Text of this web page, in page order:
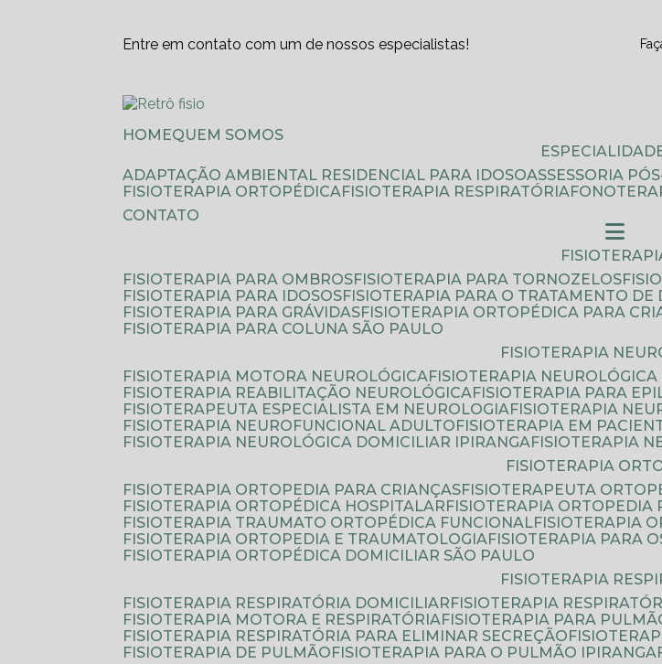
Entre em contato com um de nossos especialistas!
HOME
QUEM SOMOS
ADAPTAÇÃO AMBIENTAL RESIDENCIAL PARA IDOSO
ASSESSORIA
FISIOTERAPIA ORTOPÉDICA
FISIOTERAPIA RESPIRATÓRIA
CONTATO
FISIOTERAPIA PARA OMBROS
FISIOTERAPIA PARA TORNOZELOS
FISIOTERAPIA PARA IDOSOS
FISIOTERAPIA PARA O TRATAMENTO DE
FISIOTERAPIA PARA GRÁVIDAS
FISIOTERAPIA ORTOPÉDICA PARA
FISIOTERAPIA PARA COLUNA SÃO PAULO
FISIOTERAPIA
FISIOTERAPIA MOTORA NEUROLÓGICA
FISIOTERAPIA
FISIOTERAPIA REABILITAÇÃO NEUROLÓGICA
FISIOTERAPIA PARA
FISIOTERAPEUTA ESPECIALISTA EM NEUROLOGIA
FISIOTERAPIA
FISIOTERAPIA NEUROFUNCIONAL ADULTO
FISIOTERAPIA EM
FISIOTERAPIA NEUROLÓGICA DOMICILIAR IPIRANGA
FISIOTERAPIA
FISIOTERAPIA
FISIOTERAPIA ORTOPEDIA PARA CRIANÇAS
FISIOTERAPEUTA
FISIOTERAPIA ORTOPÉDICA HOSPITALAR
FISIOTERAPIA ORTOPEDIA
FISIOTERAPIA TRAUMATO ORTOPÉDICA FUNCIONAL
FISIOTERAPIA
FISIOTERAPIA ORTOPEDIA E TRAUMATOLOGIA
FISIOTERAPIA PARA
FISIOTERAPIA ORTOPÉDICA DOMICILIAR SÃO PAULO
FISIOTERAPIA
FISIOTERAPIA RESPIRATÓRIA DOMICILIAR
FISIOTERAPIA
FISIOTERAPIA MOTORA E RESPIRATÓRIA
FISIOTERAPIA PARA
FISIOTERAPIA RESPIRATÓRIA PARA ELIMINAR SECREÇÃO
FISIOTERAPIA DE PULMÃO
FISIOTERAPIA PARA O PULMÃO IPIRANGA